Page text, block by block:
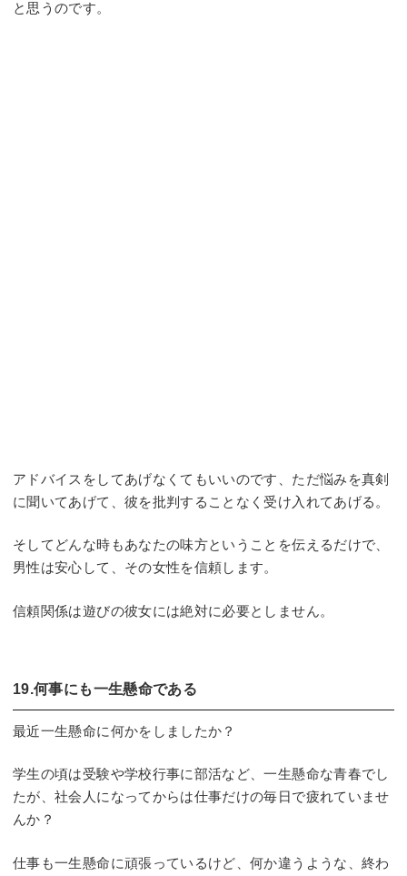
と思うのです。
アドバイスをしてあげなくてもいいのです、ただ悩みを真剣
に聞いてあげて、彼を批判することなく受け入れてあげる。
そしてどんな時もあなたの味方ということを伝えるだけで、
男性は安心して、その女性を信頼します。
信頼関係は遊びの彼女には絶対に必要としません。
19.何事にも一生懸命である
最近一生懸命に何かをしましたか？
学生の頃は受験や学校行事に部活など、一生懸命な青春でし
たが、社会人になってからは仕事だけの毎日で疲れていませ
んか？
仕事も一生懸命に頑張っているけど、何か違うような、終わ